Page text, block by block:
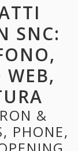
SNC:
&
PHONE,